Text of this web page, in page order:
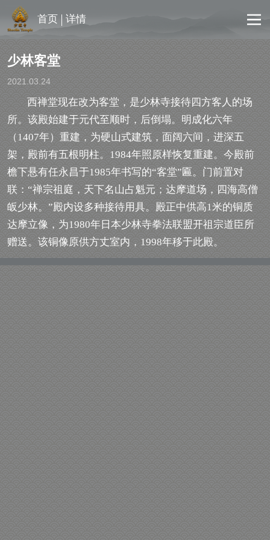
首页 详情
少林客堂
2021.03.24
西禅堂现在改为客堂，是少林寺接待四方客人的场
所。该殿始建于元代至顺时，后倒塌。明成化六年
（1407年）重建，为硬山式建筑，面阔六间，进深五
架，殿前有五根明柱。1984年照原样恢复重建。今殿前
檐下悬有任永昌于1985年书写的“客堂”匾。门前置对
联：“禅宗祖庭，天下名山占魁元；达摩道场，四海高僧
皈少林。”殿内设多种接待用具。殿正中供高1米的铜质
达摩立像，为1980年日本少林寺拳法联盟开祖宗道臣所
赠送。该铜像原供方丈室内，1998年移于此殿。